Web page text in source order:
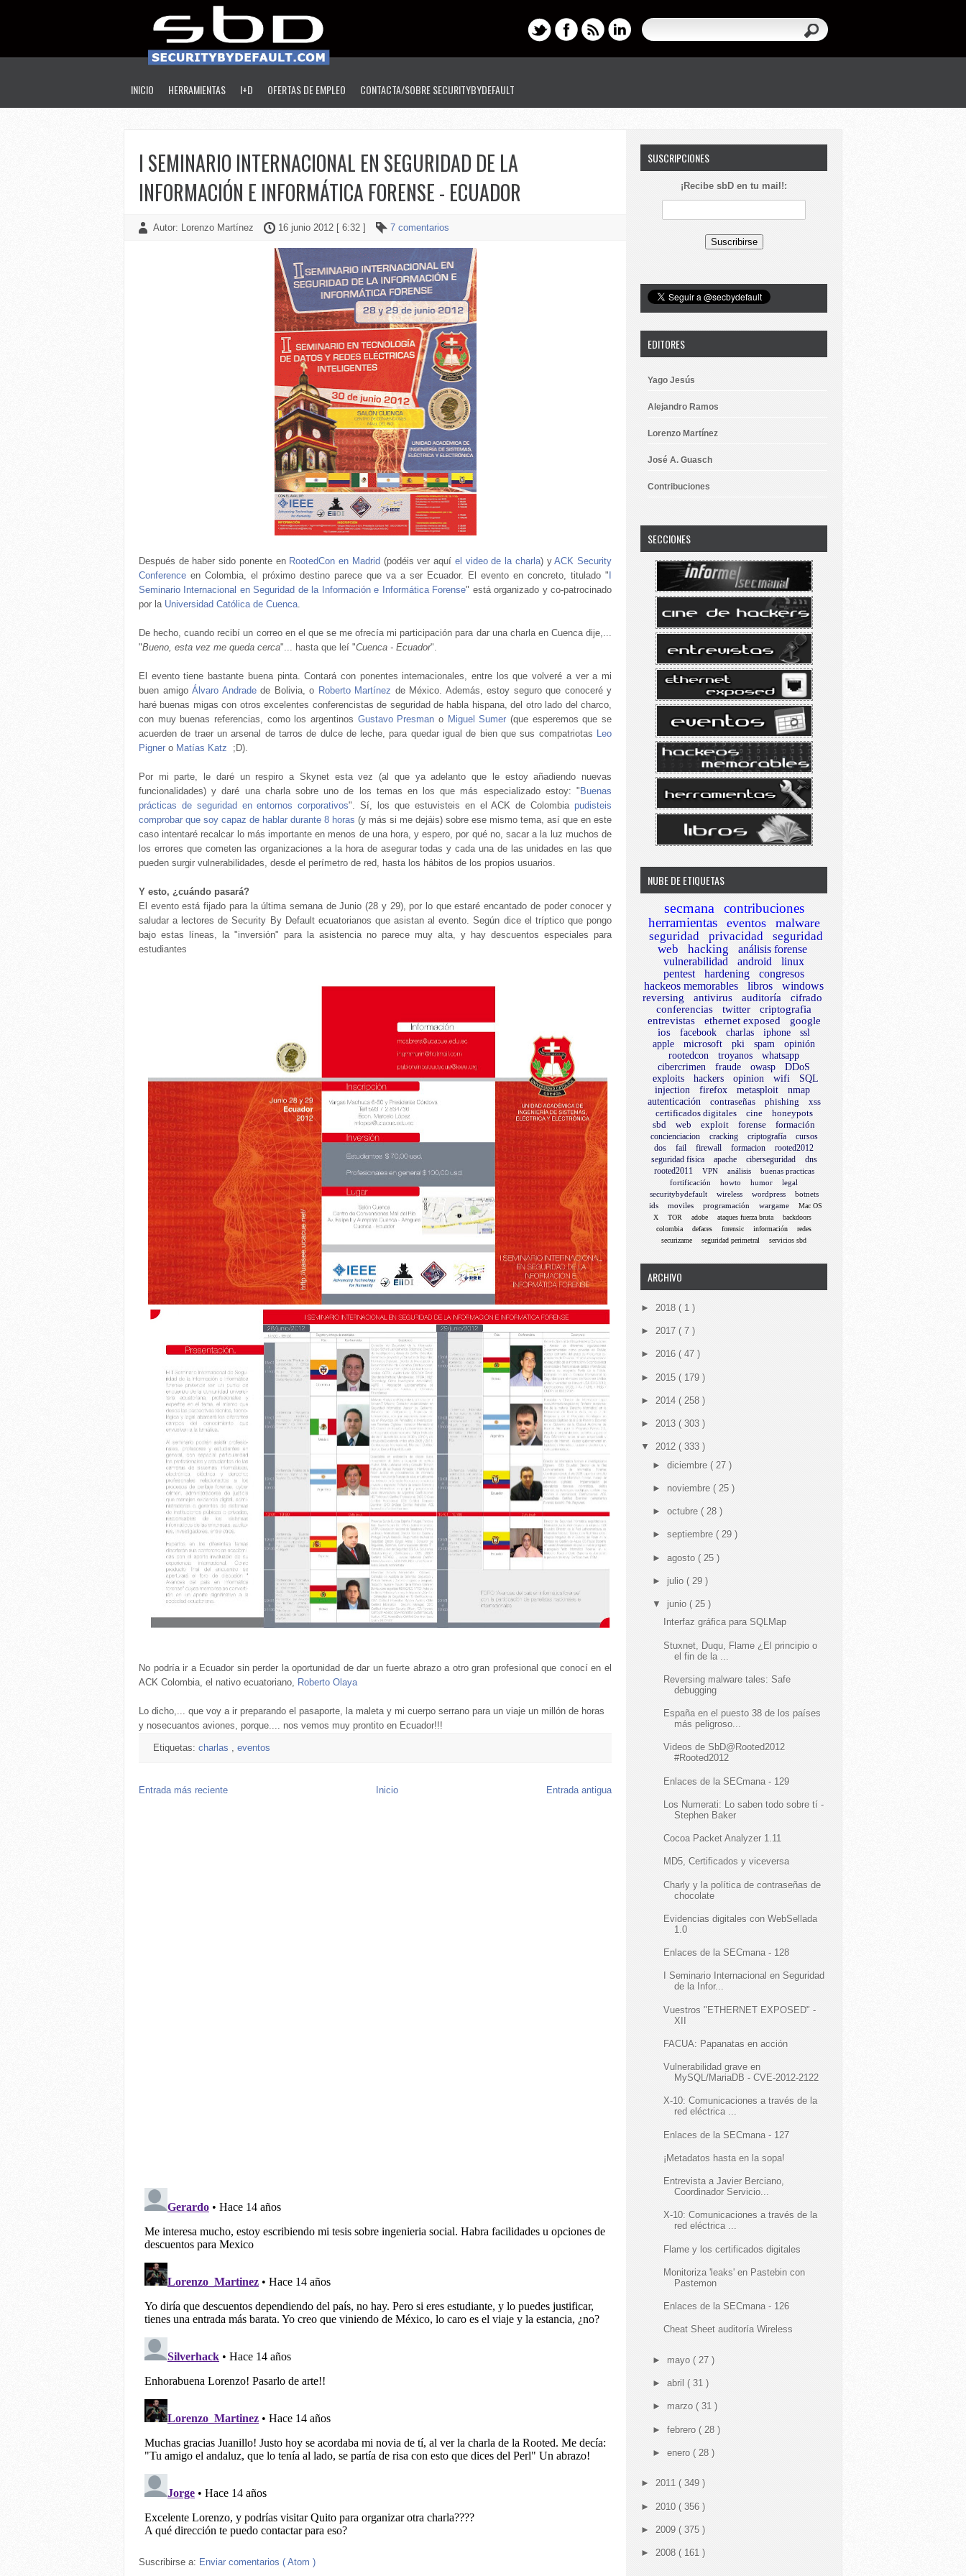
INICIO HERRAMIENTAS I+D OFERTAS DE EMPLEO CONTACTA/SOBRE SECURITYBYDEFAULT
I SEMINARIO INTERNACIONAL EN SEGURIDAD DE LA
INFORMACIÓN E INFORMÁTICA FORENSE - ECUADOR
Autor: Lorenzo Martínez 16 junio 2012 [ 6:32 ] 7 comentarios
Después de haber sido ponente en RootedCon en Madrid (podéis ver aquí el video de la charla) yACK Security
Conference en Colombia, el próximo destino parece que va a ser Ecuador. El evento en concreto, titulado "
Seminario Internacional en Seguridad de la Información e Informática Forense" está organizado y co-patrocinado
por la Universidad Católica de Cuenca.
De hecho, cuando recibí un correo en el que se me ofrecía mi participación para dar una charla en Cuenca dije,...
"Bueno, esta vez me queda cerca"... hasta que leí "Cuenca - Ecuador".
El evento tiene bastante buena pinta. Contará con ponentes internacionales, entre los que volveré a ver a mi
buen amigo Álvaro Andradede Bolivia, o Roberto Martínez de México. Además, estoy seguro que conoceré y
haré buenas migas con otros excelentes conferencistas de seguridad de habla hispana, del otro lado del charco,
con muy buenas referencias, como los argentinos Gustavo Presman o Miguel Sumer (que esperemos que se
acuerden de traer un arsenal de tarros de dulce de leche, para quedar igual de bien que sus compatriotas Leo
Pigner o Matías Katz ;D).
Por mi parte, le daré un respiro a Skynet esta vez (al que ya adelanto que le estoy añadiendo nuevas
funcionalidades) y daré una charla sobre uno de los temas en los que más especializado estoy: " Buenas
prácticas de seguridad en entornos corporativos". Sí, los que estuvisteis en el ACK de Colombiapudisteis
comprobar que soy capaz de hablar durante 8 horas (y más si me dejáis) sobre ese mismo tema, así que en este
caso intentaré recalcar lo más importante en menos de una hora, y espero, por qué no, sacar a la luz muchos de
los errores que cometen las organizaciones a la hora de asegurar todas y cada una de las unidades en las que
pueden surgir vulnerabilidades, desde el perímetro de red, hasta los hábitos de los propios usuarios.
Y esto, ¿cuándo pasará?
El evento está fijado para la última semana de Junio (28 y 29), por lo que estaré encantado de poder conocer y
saludar a lectores de Security By Default ecuatorianos que asistan al evento. Según dice el tríptico que pongo
bajo estas líneas, la "inversión" para la asistencia no parece muy alta, y hay descuentos especiales para
estudiantes
No podría ir a Ecuador sin perder la oportunidad de dar un fuerte abrazo a otro gran profesional que conocí en el
ACK Colombia, el nativo ecuatoriano, Roberto Olaya
Lo dicho,... que voy a ir preparando el pasaporte, la maleta y mi cuerpo serrano para un viaje un millón de horas
y nosecuantos aviones, porque.... nos vemos muy prontito en Ecuador!!!
Etiquetas: charlas , eventos
Entrada más reciente Entrada antigua
Inicio
Suscribirse a: Enviar comentarios ( Atom )
SUSCRIPCIONES
¡Recibe sbD en tu mail!:
EDITORES
Yago Jesús
Alejandro Ramos
Lorenzo Martínez
José A. Guasch
Contribuciones
SECCIONES
NUBE DE ETIQUETAS
secmana
contribuciones
herramientas
eventos malware
seguridad privacidad
seguridad
web
hacking
análisis forense
vulnerabilidad
android
linux
pentest
hardening
congresos
hackeos memorables
libros windows
reversing antivirus auditoría
cifrado
conferencias
twitter
criptografia
entrevistas
ethernet exposed
google
ios
facebook charlas iphone
ssl
apple
microsoft pki spam
opinión
rootedcon
troyanos
whatsapp
cibercrimen
fraude owasp
DDoS
exploits
hackers opinion wifi
SQL
injection
firefox metasploit
nmap
autenticación
contraseñas phishing
xss
certificados digitales
cine
honeypots
sbd
web exploit forense formación
concienciacion cracking criptografía
cursos
dos
fail firewall formacion
rooted2012
seguridad física
apache ciberseguridad
dns
rooted2011
VPN análisis
buenas practicas
fortificación
howto humor
legal
securitybydefault
wireless wordpress
botnets
ids
moviles programación wargame
Mac OS
X
TOR adobe ataques fuerza bruta
backdoors
colombia
defaces forensic información
redes
securizame
seguridad perimetral servicios sbd
ARCHIVO
► 2018 ( 1 )
► 2017 ( 7 )
► 2016 ( 47 )
► 2015 ( 179 )
► 2014 ( 258 )
► 2013 ( 303 )
▼ 2012 ( 333 )
► diciembre ( 27 )
► noviembre ( 25 )
► octubre ( 28 )
► septiembre ( 29 )
► agosto ( 25 )
► julio ( 29 )
▼ junio ( 25 )
Interfaz gráfica para SQLMap
Stuxnet, Duqu, Flame ¿El principio o
el fin de la ...
Reversing malware tales: Safe
debugging
España en el puesto 38 de los países
más peligroso...
Videos de SbD@Rooted2012
#Rooted2012
Enlaces de la SECmana - 129
Los Numerati: Lo saben todo sobre tí -
Stephen Baker
Cocoa Packet Analyzer 1.11
MD5, Certificados y viceversa
Charly y la política de contraseñas de
chocolate
Evidencias digitales con WebSellada
1.0
Enlaces de la SECmana - 128
I Seminario Internacional en Seguridad
de la Infor...
Vuestros "ETHERNET EXPOSED" -
XII
FACUA: Papanatas en acción
Vulnerabilidad grave en
MySQL/MariaDB - CVE-2012-2122
X-10: Comunicaciones a través de la
red eléctrica ...
Enlaces de la SECmana - 127
¡Metadatos hasta en la sopa!
Entrevista a Javier Berciano,
Coordinador Servicio...
X-10: Comunicaciones a través de la
red eléctrica ...
Flame y los certificados digitales
Monitoriza 'leaks' en Pastebin con
Pastemon
Enlaces de la SECmana - 126
Cheat Sheet auditoría Wireless
► mayo ( 27 )
► abril ( 31 )
► marzo ( 31 )
► febrero ( 28 )
► enero ( 28 )
► 2011 ( 349 )
► 2010 ( 356 )
► 2009 ( 375 )
► 2008 ( 161 )